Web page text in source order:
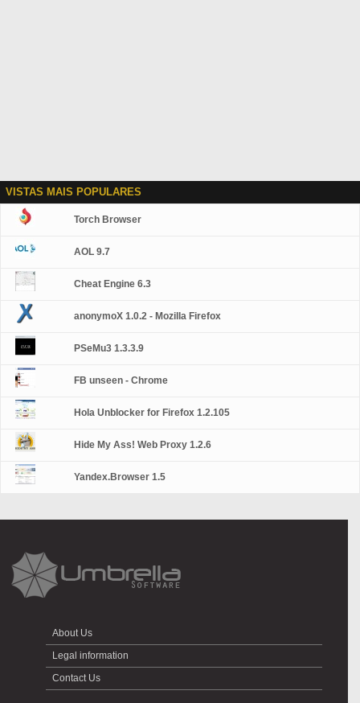
VISTAS MAIS POPULARES
Torch Browser
AOL 9.7
Cheat Engine 6.3
anonymoX 1.0.2 - Mozilla Firefox
PSeMu3 1.3.3.9
FB unseen - Chrome
Hola Unblocker for Firefox 1.2.105
Hide My Ass! Web Proxy 1.2.6
Yandex.Browser 1.5
About Us
Legal information
Contact Us